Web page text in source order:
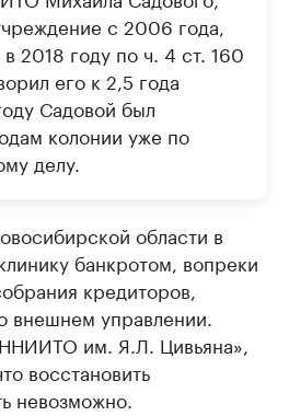
с 2006 года,
2018 году по ч. 4 ст. 160
его к 2,5 года
Садовой был
колонии уже по
делу.
области в
банкротом, вопреки
кредиторов,
внешнем управлении.
им. Я.Л. Цивьяна»,
восстановить
невозможно.